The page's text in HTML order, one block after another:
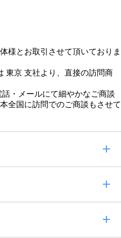
様とお取引させて頂いておりま
東京 支社より、直接の訪問商
・メールにて細やかなご商談
全国に訪問でのご商談もさせて